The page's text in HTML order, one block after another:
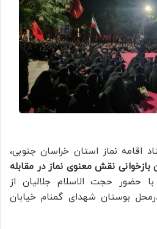
اقامه نماز استان خراسان جنوبی،
بازخوانی نقش معنوی نماز در مقابله
با حضور حجت الاسلام جلالیان از
بوستان شهدای گمنام خیابان